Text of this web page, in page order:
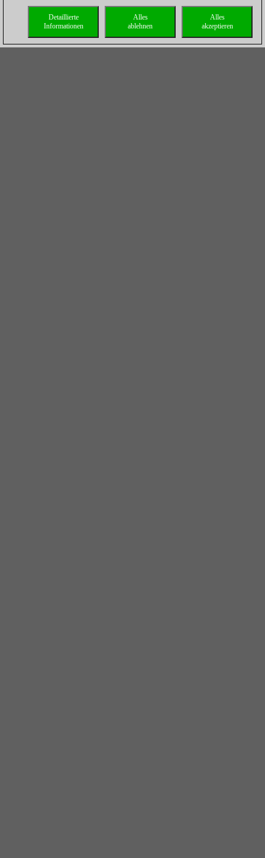
Alles
akzeptieren
Alles
ablehnen
Detaillierte
Informationen